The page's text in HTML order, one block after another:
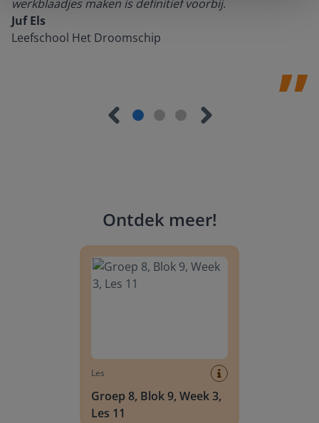
werkblaadjes maken is definitief voorbij.
Juf Els
Leefschool Het Droomschip
Ontdek meer!
Les
Groep 8, Blok 9, Week 3,
Les 11